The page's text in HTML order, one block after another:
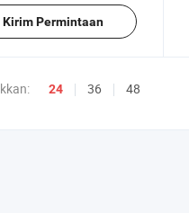
Kirim Permintaan
24 36 48